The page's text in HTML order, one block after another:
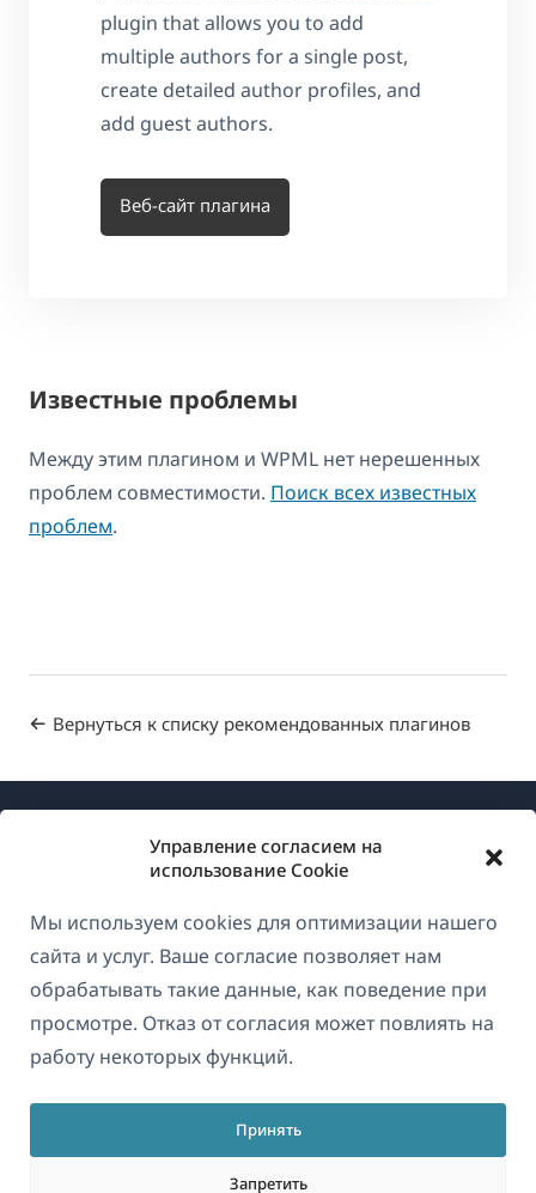
Управление согласием на
использование Cookie
Мы используем cookies для оптимизации нашего
сайта и услуг. Ваше согласие позволяет нам
обрабатывать такие данные, как поведение при
просмотре. Отказ от согласия может повлиять на
работу некоторых функций.
Принять
Запретить
plugin that allows you to add
multiple authors for a single post,
create detailed author profiles, and
add guest authors.
Веб-сайт плагина
Известные проблемы
Между этим плагином и WPML нет нерешенных
проблем совместимости. Поиск всех известных
проблем.
Вернуться к списку рекомендованных плагинов
Русский
О WPML
GDPR и политика конфиденциальности
Присоединяйтесь к нашей команде
(открывается
в
новом
окне)
в
новом
окне)
в
окне)